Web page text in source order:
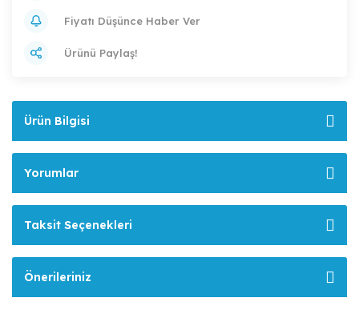
Fiyatı Düşünce Haber Ver
Ürünü Paylaş!
Ürün Bilgisi
Yorumlar
Taksit Seçenekleri
Önerileriniz